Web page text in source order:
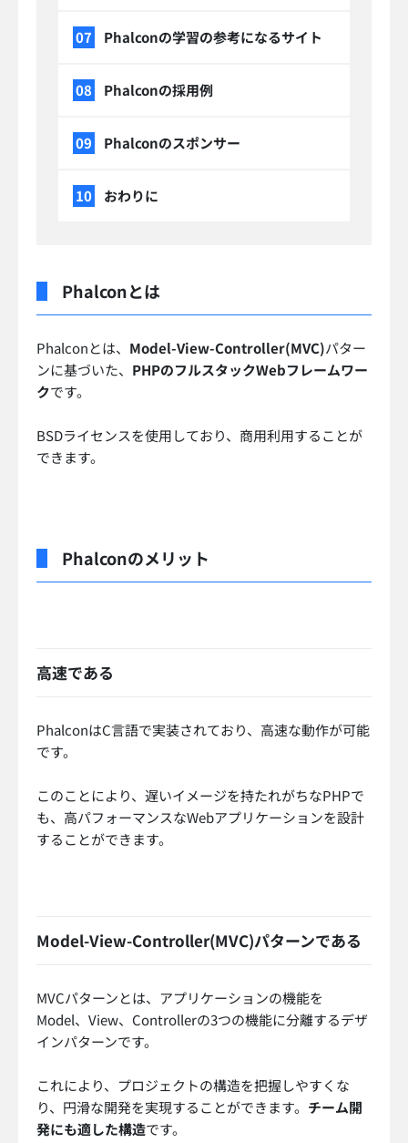
Phalconの学習の参考になるサイト
Phalconの採用例
Phalconのスポンサー
おわりに
Phalconとは
Phalconとは、 Model-View-Controller(MVC)パター
ンに基づいた、 PHPのフルスタックWebフレームワー
クです。
BSDライセンスを使用しており、商用利用することが
できます。
Phalconのメリット
高速である
PhalconはC言語で実装されており、高速な動作が可能
です。
このことにより、遅いイメージを持たれがちなPHPで
も、高パフォーマンスなWebアプリケーションを設計
することができます。
Model-View-Controller(MVC)パターンである
MVCパターンとは、アプリケーションの機能を
Model、View、Controllerの3つの機能に分離するデザ
インパターンです。
これにより、プロジェクトの構造を把握しやすくな
り、円滑な開発を実現することができます。 チーム開
発にも適した構造です。